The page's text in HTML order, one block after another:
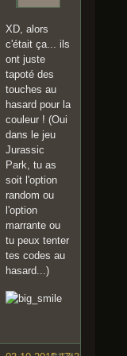
XD, alors
c'était ça... ils
ont juste
tapoté des
touches au
hasard pour la
couleur ! (Oui
dans le jeu
Jurassic
Park, tu as
soit l'option
random ou
l'option
marrante ou
tu peux tenter
tes codes au
hasard...)